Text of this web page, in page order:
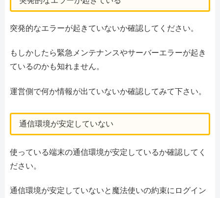
突発的なエラーが起きていないか確認してください。
もしかしたら緊急メンテナンスやサーバーエラーが起き
ているのかも知れません。
運営側で何か情報が出ていないか確認してみて下さい。
通信環境が安定していない
使っている端末の通信環境が安定しているか確認してく
ださい。
通信環境が安定していないと魔法使いの約束にログイン